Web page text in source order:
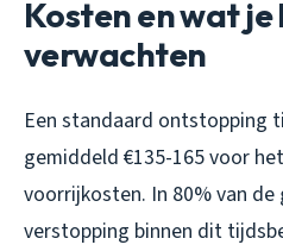
Kosten en wat je
verwachten
Een standaard ontstopping
gemiddeld €135-165 voor
voorrijkosten. In 80% van de
verstopping binnen dit